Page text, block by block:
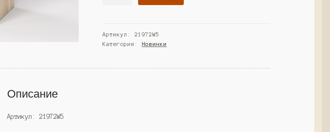
кофемашину
№3-
Дуб
Артикул:21972W5
Категория:Новинки
Описание
Артикул: 21972W5